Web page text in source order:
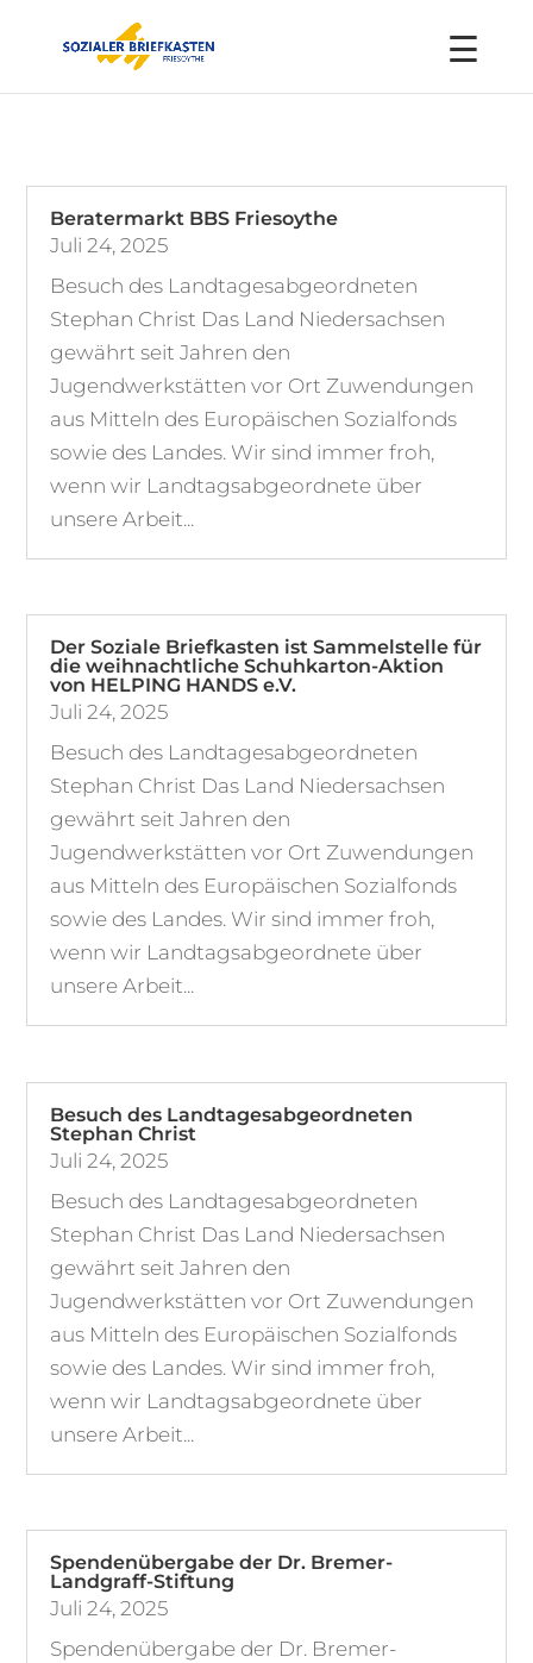
Beratermarkt BBS Friesoythe
Juli 24, 2025
Besuch des Landtagesabgeordneten
Stephan Christ Das Land Niedersachsen
gewährt seit Jahren den
Jugendwerkstätten vor Ort Zuwendungen
aus Mitteln des Europäischen Sozialfonds
sowie des Landes. Wir sind immer froh,
wenn wir Landtagsabgeordnete über
unsere Arbeit...
Der Soziale Briefkasten ist Sammelstelle für
die weihnachtliche Schuhkarton-Aktion
von HELPING HANDS e.V.
Juli 24, 2025
Besuch des Landtagesabgeordneten
Stephan Christ Das Land Niedersachsen
gewährt seit Jahren den
Jugendwerkstätten vor Ort Zuwendungen
aus Mitteln des Europäischen Sozialfonds
sowie des Landes. Wir sind immer froh,
wenn wir Landtagsabgeordnete über
unsere Arbeit...
Besuch des Landtagesabgeordneten
Stephan Christ
Juli 24, 2025
Besuch des Landtagesabgeordneten
Stephan Christ Das Land Niedersachsen
gewährt seit Jahren den
Jugendwerkstätten vor Ort Zuwendungen
aus Mitteln des Europäischen Sozialfonds
sowie des Landes. Wir sind immer froh,
wenn wir Landtagsabgeordnete über
unsere Arbeit...
Spendenübergabe der Dr. Bremer-
Landgraff-Stiftung
Juli 24, 2025
Spendenübergabe der Dr. Bremer-